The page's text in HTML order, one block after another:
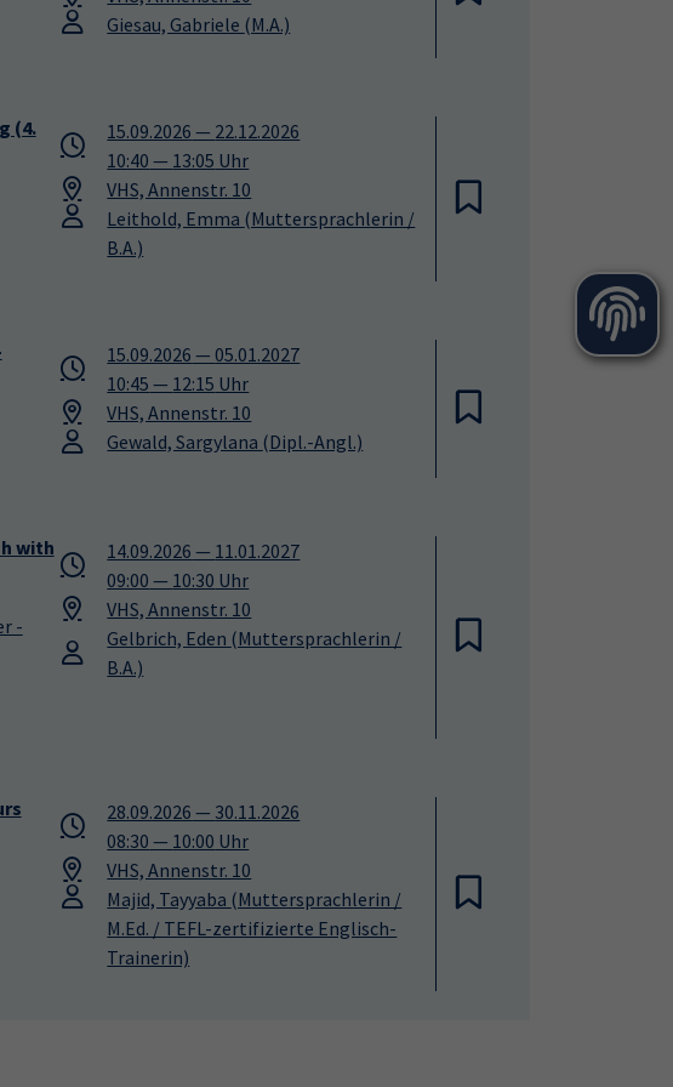
Giesau, Gabriele (M.A.)
(4.
15.09.2026 — 22.12.2026
10:40 — 13:05 Uhr
VHS, Annenstr. 10
Leithold, Emma (Muttersprachlerin /
B.A.)
15.09.2026 —05.01.2027
10:45 — 12:15 Uhr
VHS, Annenstr. 10
Gewald, Sargylana (Dipl.-Angl.)
with
-
14.09.2026 — 11.01.2027
09:00 — 10:30 Uhr
VHS, Annenstr. 10
Gelbrich, Eden (Muttersprachlerin /
B.A.)
28.09.2026 — 30.11.2026
08:30 — 10:00 Uhr
VHS, Annenstr. 10
Majid, Tayyaba (Muttersprachlerin /
M.Ed. / TEFL-zertifizierte Englisch-
Trainerin)